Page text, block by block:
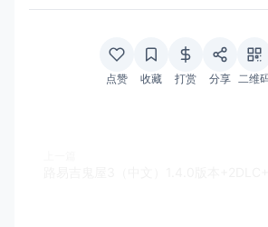
点赞 收藏 打赏 分享 二维